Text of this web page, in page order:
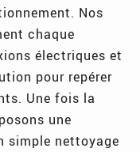
Nos
chaque
électriques et
pour repérer
Une fois la
une
simple nettoyage